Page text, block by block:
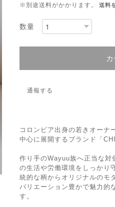
※別途送料がかかります。 送料
数量
通報する
コロンビア出身の若きオーナ
中心に展開するブランド「
作り手のWayuu族へ正当な対
の生活や労働環境をしっかり
統的な柄からオリジナルのモ
バリエーション豊かで魅力的
す。